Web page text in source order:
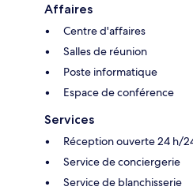
Affaires
Centre d'affaires
Salles de réunion
Poste informatique
Espace de conférence
Services
Réception ouverte 24 h/
Service de conciergerie
Service de blanchisserie